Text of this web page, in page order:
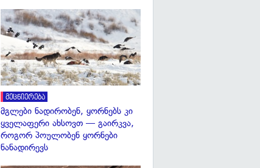
მეცნიერება
მგლები ნადირობენ, ყორნებს კი
ყველაფერი ახსოვთ — გაირკვა,
როგორ პოულობენ ყორნები
ნანადირევს